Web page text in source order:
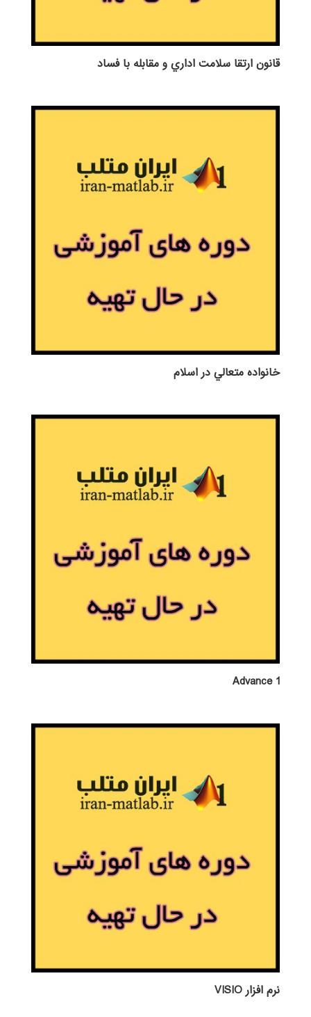
قانون ارتقا سلامت اداري و مقابله با فساد
خانواده متعالي در اسلام
Advance 1
نرم افزار VISIO